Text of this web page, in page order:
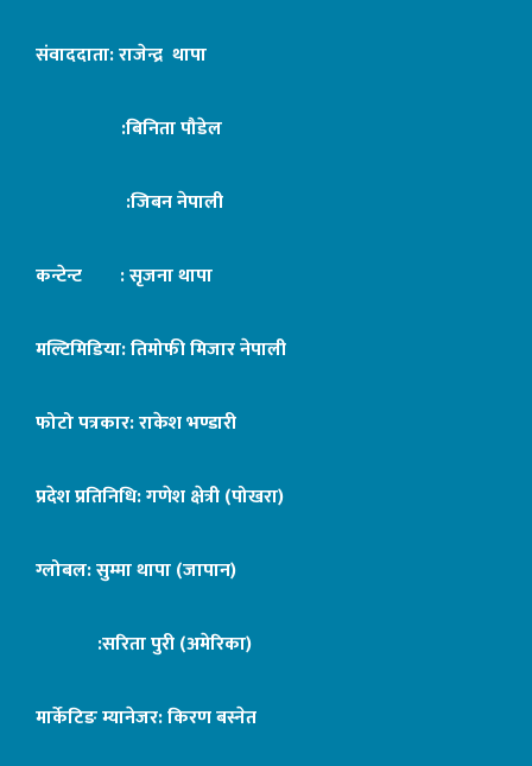
संवाददाता: राजेन्द्र थापा
:बिनिता पौडेल
:जिबन नेपाली
कन्टेन्ट : सृजना थापा
मल्टिमिडिया: तिमोफी मिजार नेपाली
फोटो पत्रकार: राकेश भण्डारी
प्रदेश प्रतिनिधि: गणेश क्षेत्री (पोखरा)
ग्लोबल: सुम्मा थापा (जापान)
:सरिता पुरी (अमेरिका)
मार्केटिङ म्यानेजर: किरण बस्नेत